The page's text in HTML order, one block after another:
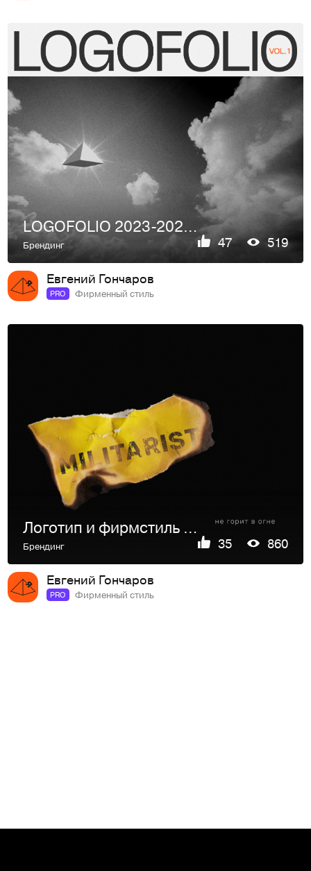
LOGOFOLIO 2023-2025 | DESIGNER E'GO
Брендинг 47 519
Евгений Гончаров
PRO Фирменный стиль
Логотип и фирмстиль для магазинов одежды МИЛИТАРИСТ
Брендинг 35 860
Евгений Гончаров
PRO Фирменный стиль